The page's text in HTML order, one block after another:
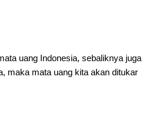
uang Indonesia, sebaliknya juga
maka mata uang kita akan ditukar